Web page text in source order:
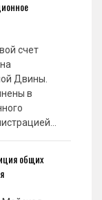
счет
Двины.
в
общих